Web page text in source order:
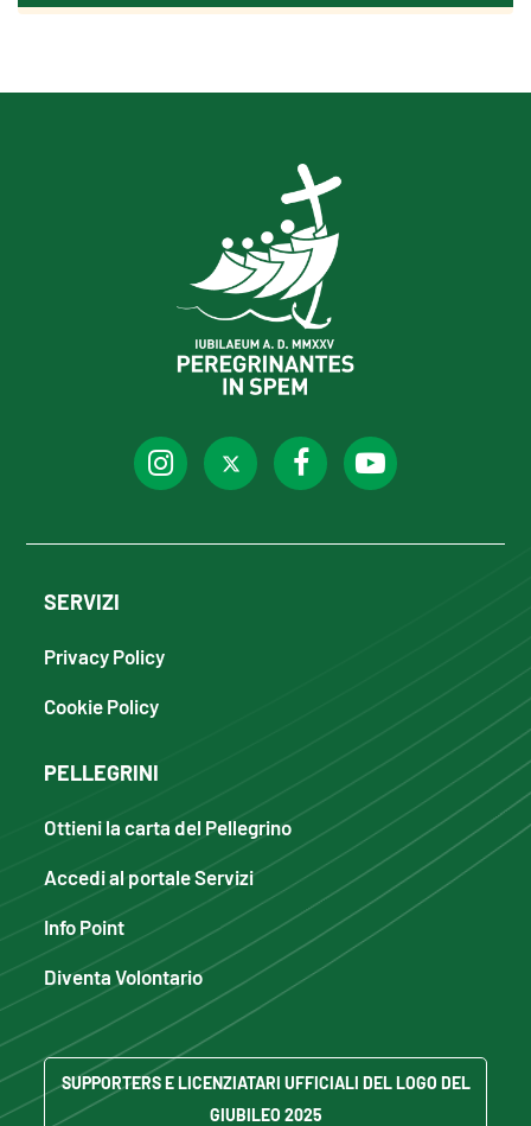
SERVIZI
Privacy Policy
Cookie Policy
PELLEGRINI
Ottieni la carta del Pellegrino
Accedi al portale Servizi
Info Point
Diventa Volontario
SUPPORTERS E LICENZIATARI UFFICIALI DEL LOGO DEL
GIUBILEO 2025